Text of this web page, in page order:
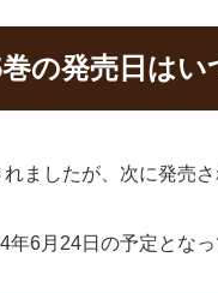
の発売日はい
ましたが、次に発売さ
6月24日の予定となっ